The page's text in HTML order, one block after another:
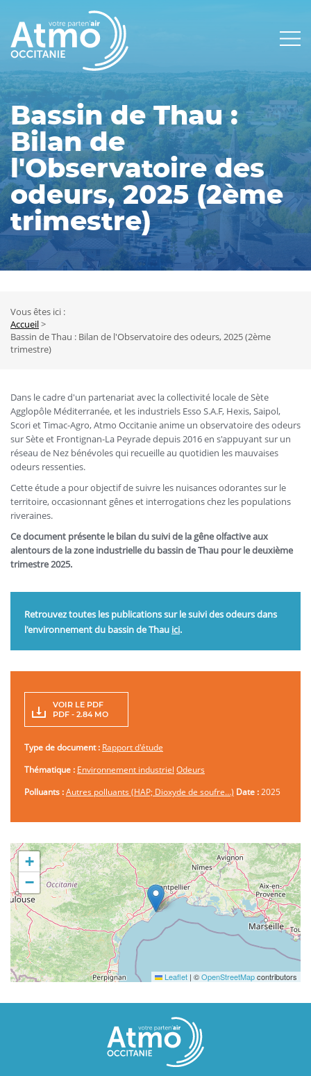
Main
navigation
Bassin de Thau :
Bilan de
l'Observatoire des
odeurs, 2025 (2ème
trimestre)
Vous êtes ici :
Fil
d'Ariane
Accueil
Bassin de Thau : Bilan de l'Observatoire des odeurs, 2025 (2ème
trimestre)
Dans le cadre d'un partenariat avec la collectivité locale de Sète
Agglopôle Méditerranée, et les industriels Esso S.A.F, Hexis, Saipol,
Scori et Timac-Agro, Atmo Occitanie anime un observatoire des odeurs
sur Sète et Frontignan-La Peyrade depuis 2016 en s'appuyant sur un
réseau de Nez bénévoles qui recueille au quotidien les mauvaises
odeurs ressenties.
Cette étude a pour objectif de suivre les nuisances odorantes sur le
territoire, occasionnant gênes et interrogations chez les populations
riveraines.
Ce document présente le bilan du suivi de la gêne olfactive aux
alentours de la zone industrielle du bassin de Thau pour le deuxième
trimestre 2025.
Retrouvez toutes les publications sur le suivi des odeurs dans
l'environnement du bassin de Thau ici.
VOIR LE PDF
PDF - 2.84 MO
Type de document : Rapport d'étude
Thématique : Environnement industriel Odeurs
Polluants :Autres polluants (HAP; Dioxyde de soufre…) Date :2025
+
−
Leaflet | ©OpenStreetMapcontributors
Panneau de gestion des cookies